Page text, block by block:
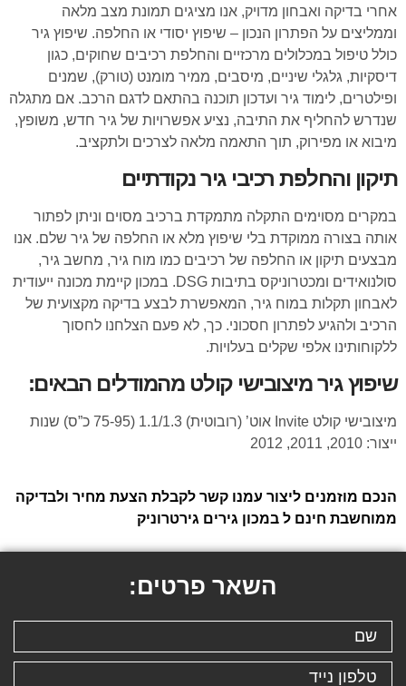
אחרי בדיקה ואבחון מדויק, אנו מציגים תמונת מצב מלאה
וממליצים על הפתרון הנכון – שיפוץ יסודי או החלפה. שיפוץ גיר
כולל טיפול במכלולים מרכזיים והחלפת רכיבים שחוקים, כגון
דיסקיות, גלגלי שיניים, מיסבים, ממיר מומנט (טורק), שמנים
ופילטרים, לימוד גיר ועדכון תוכנה בהתאם לדגם הרכב. אם מתגלה
שנדרש להחליף את התיבה, נציע אפשרויות של גיר חדש, משופץ,
מיבוא או מפירוק, תוך התאמה מלאה לצרכים ולתקציב.
תיקון והחלפת רכיבי גיר נקודתיים
במקרים מסוימים התקלה מתמקדת ברכיב מסוים וניתן לפתור
אותה בצורה ממוקדת בלי שיפוץ מלא או החלפה של גיר שלם. אנו
מבצעים תיקון או החלפה של רכיבים כמו מוח גיר, מחשב גיר,
סולנואידים ומכטרוניקס בתיבות DSG. במכון קיימת מכונה ייעודית
לאבחון תקלות במוח גיר, המאפשרת לבצע בדיקה מקצועית של
הרכיב ולהגיע לפתרון חסכוני. כך, לא פעם הצלחנו לחסוך
ללקוחותינו אלפי שקלים בעלויות.
שיפוץ גיר מיצובישי קולט מהמודלים הבאים:
מיצובישי קולט Invite אוט’ (רובוטית) 1.1/1.3 (75-95 כ”ס) שנות
ייצור: 2010, 2011, 2012
הנכם מוזמנים ליצור עמנו קשר לקבלת הצעת מחיר ולבדיקה
ממוחשבת חינם ל במכון גירים גירטרוניק
השאר פרטים: